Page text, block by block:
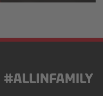
#ALLINFAMILY